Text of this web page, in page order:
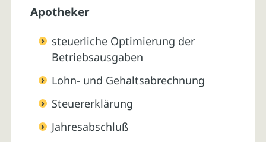
Apotheker
steuerliche Optimierung der
Betriebsausgaben
Lohn- und Gehaltsabrechnung
Steuererklärung
Jahresabschluß